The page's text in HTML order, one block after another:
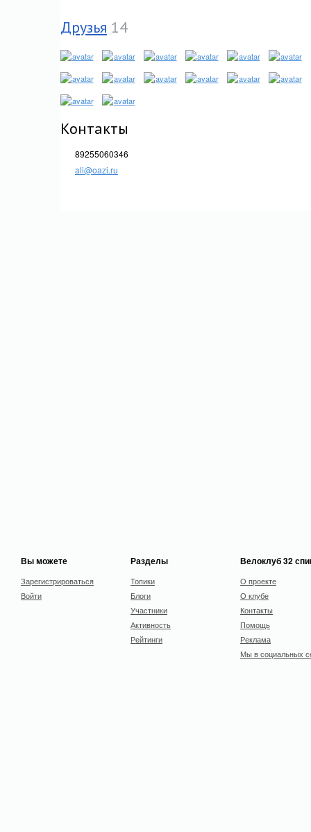
Друзья 14
Контакты
89255060346
ali@oazi.ru
Вы можете
Зарегистрироваться
Войти
Разделы
Топики
Блоги
Участники
Активность
Рейтинги
Велоклуб 32
О проекте
О клубе
Контакты
Помощь
Реклама
Мы в социальных